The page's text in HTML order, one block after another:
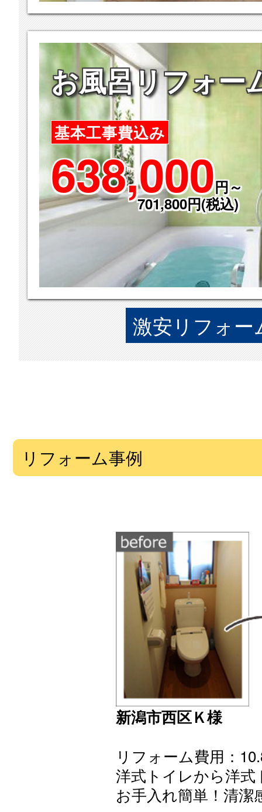
お風呂リフォー
基本工事費込み
638,000円～
701,800円(税込)
激安リフォー
リフォーム事例
新潟市西区Ｋ様
リフォーム費用：
洋式トイレから洋式
お手入れ簡単！清